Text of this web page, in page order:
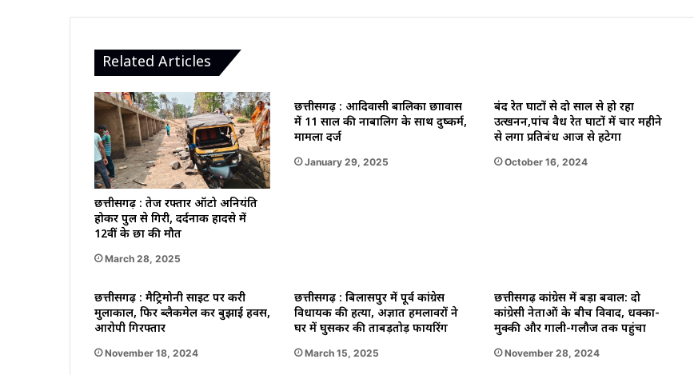
अंदर
पकड़
लिया
Related Articles
छत्तीसगढ़ : तेज रफ्तार ऑटो अनियंत्रित
होकर पुल से गिरी, दर्दनाक हादसे में
12वीं के छात्र की मौत
March 28, 2025
छत्तीसगढ़ : आदिवासी बालिका छात्रावास
में 11 साल की नाबालिग के साथ दुष्कर्म,
मामला दर्ज
January 29, 2025
बंद रेत घाटों से दो साल से हो रहा
उत्खनन,पांच वैध रेत घाटों में चार महीने
से लगा प्रतिबंध आज से हटेगा
October 16, 2024
छत्तीसगढ़ : मैट्रिमोनी साइट पर करी
मुलाकाल, फिर ब्लैकमेल कर बुझाई हवस,
आरोपी गिरफ्तार
November 18, 2024
छत्तीसगढ़ : बिलासपुर में पूर्व कांग्रेस
विधायक की हत्या, अज्ञात हमलावरों ने
घर में घुसकर की ताबड़तोड़ फायरिंग
March 15, 2025
छत्तीसगढ़ कांग्रेस में बड़ा बवाल: दो
कांग्रेसी नेताओं के बीच विवाद, धक्का-
मुक्की और गाली-गलौज तक पहुंचा
November 28, 2024